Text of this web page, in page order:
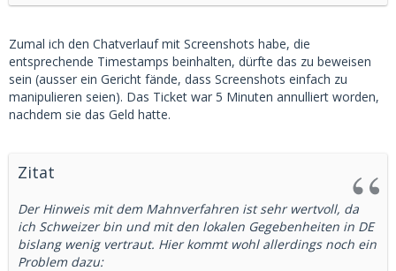
Zumal ich den Chatverlauf mit Screenshots habe, die
entsprechende Timestamps beinhalten, dürfte das zu beweisen
sein (ausser ein Gericht fände, dass Screenshots einfach zu
manipulieren seien). Das Ticket war 5 Minuten annulliert worden,
nachdem sie das Geld hatte.
Zitat
Der Hinweis mit dem Mahnverfahren ist sehr wertvoll, da
ich Schweizer bin und mit den lokalen Gegebenheiten in DE
bislang wenig vertraut. Hier kommt wohl allerdings noch ein
Problem dazu: